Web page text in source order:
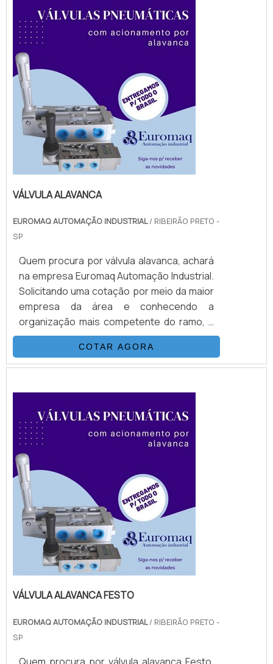
VÁLVULA ALAVANCA
EUROMAQ AUTOMAÇÃO INDUSTRIAL/ RIBEIRÃO PRETO -
SP
Quem procura por válvula alavanca, achará
na empresa Euromaq Automação Industrial.
Solicitando uma cotação por meio da maior
empresa da área e conhecendo a
organização mais competente do ramo, a
aquisição não terá erros.DIFERENCIAIS
IMPORTANTES DE VÁLVULA ALAVANCASe
alguém pesquisar válvula alavanca em uma
trabalha com cilindro pneumático
compacto e válvula ...
COTAR AGORA
VÁLVULA ALAVANCA FESTO
EUROMAQ AUTOMAÇÃO INDUSTRIAL/ RIBEIRÃO PRETO -
SP
Quem procura por válvula alavanca Festo,